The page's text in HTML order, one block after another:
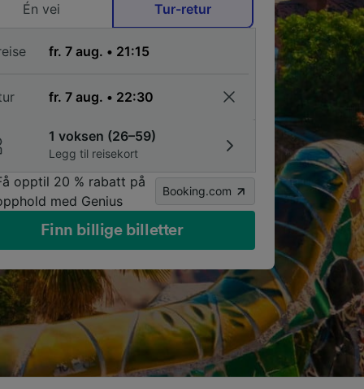
Én vei
Tur-retur
1 voksen (26–59)
Legg til reisekort
opptil 20 % rabatt på
med Genius
Booking.com
Finn billige billetter